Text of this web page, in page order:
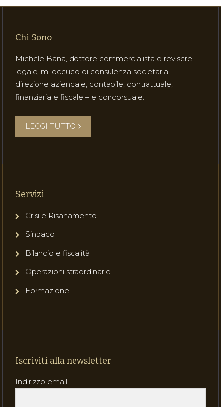
Chi Sono
Michele Bana, dottore commercialista e revisore
legale, mi occupo di consulenza societaria –
direzione aziendale, contabile, contrattuale,
finanziaria e fiscale – e concorsuale.
LEGGI TUTTO
Servizi
Crisi e Risanamento
Sindaco
Bilancio e fiscalità
Operazioni straordinarie
Formazione
Iscriviti alla newsletter
Indirizzo email